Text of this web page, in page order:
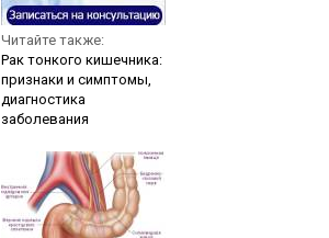
Читайте также:
Рак тонкого кишечника:
признаки и симптомы,
диагностика
заболевания